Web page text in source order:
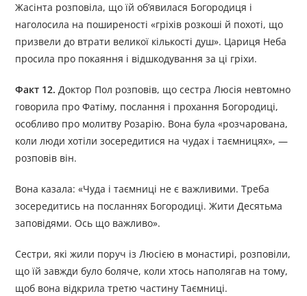
Жасінта розповіла, що їй об’явилася Богородиця і
наголосила на поширеності «гріхів розкоші й похоті, що
призвели до втрати великої кількості душ». Цариця Неба
просила про покаяння і відшкодування за ці гріхи.
Факт 12. Доктор Пол розповів, що сестра Люсія невтомно
говорила про Фатіму, послання і прохання Богородиці,
особливо про молитву Розарію. Вона була «розчарована,
коли люди хотіли зосередитися на чудах і таємницях», —
розповів він.
Вона казала: «Чуда і таємниці не є важливими. Треба
зосередитись на посланнях Богородиці. Жити Десятьма
заповідями. Ось що важливо».
Сестри, які жили поруч із Люсією в монастирі, розповіли,
що їй завжди було боляче, коли хтось наполягав на тому,
щоб вона відкрила третю частину Таємниці.